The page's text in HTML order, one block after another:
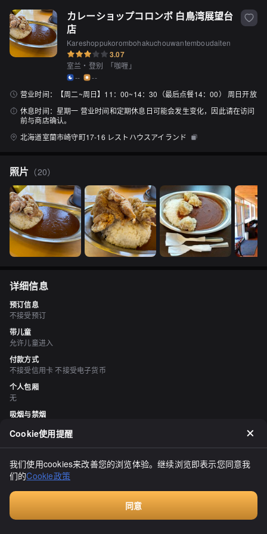
カレーショップコロンボ 白鳥湾展望台
店
Kareshoppukorombohakuchouwantemboudaiten
3.07
室兰・登别 「咖喱 」
--
--
营业时间：
【周二~周日】11：00~14：30（最后点餐14：00） 周日开放
休息时间： 星期一 营业时间和定期休息日可能会发生变化，因此请在访问
前与商店确认。
北海道室蘭市崎守町17-16 レストハウスアイランド
照片 （20）
详细信息
预订信息
不接受预订
带儿童
允许儿童进入
付款方式
不接受信用卡 不接受电子货币
个人包厢
无
吸烟与禁烟
Cookie使用提醒
我们使用cookies来改善您的浏览体验。继续浏览即表示您同意我
们的Cookie政策
同意